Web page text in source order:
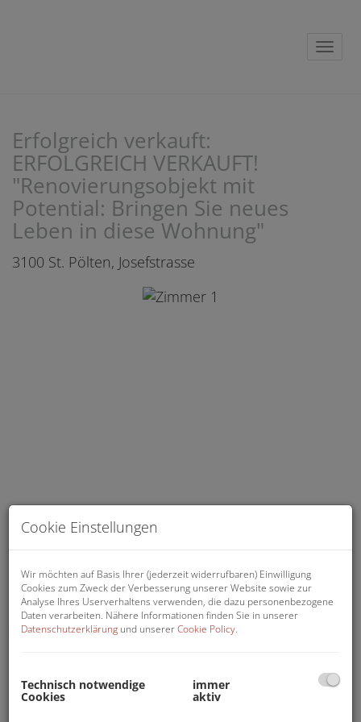
Erfolgreich verkauft:
ERFOLGREICH VERKAUFT!
"Renovierungsobjekt mit
Potential: Bringen Sie neues
Leben in diese Wohnung"
3100 St. Pölten, Josefstrasse
Zimmer 1
Cookie Einstellungen
Wir möchten auf Basis Ihrer (jederzeit widerrufbaren) Einwilligung
Cookies zum Zweck der Verbesserung unserer Website sowie zur
Analyse Ihres Userverhaltens verwenden, die dazu personenbezogene
Daten verarbeiten. Nähere Informationen finden Sie in unserer
Datenschutzerklärung und unsererCookie Policy.
Technisch notwendige
Cookies
immer
aktiv